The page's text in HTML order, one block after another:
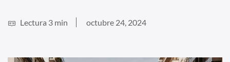
Lectura 3 min octubre 24, 2024